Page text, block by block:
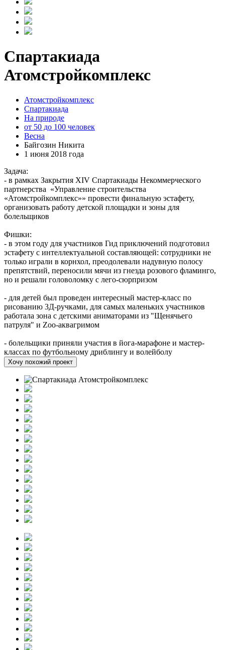
Спартакиада
Атомстройкомплекс
Атомстройкомплекс
Спартакиада
На природе
от 50 до 100 человек
Весна
Байгозин Никита
1 июня 2018 года
Задача:
- в рамках Закрытия XIV Спартакиады Некоммерческого
партнерства «Управление строительства
«Атомстройкомплекс»» провести финальную эстафету,
организовать работу детской площадки и зоны для
болельщиков
Фишки:
- в этом году для участников Гид приключений подготовил
эстафету с интеллектуальной составляющей: сотрудники не
только играли в корнхол, преодолевали надувную полосу
препятствий, переносили мячи из гнезда розового фламинго,
но и решали головоломку с лего-сюрпризом
- для детей был проведен интересный мастер-класс по
рисованию 3Д-ручками, для самых маленьких участников
работала зона с детскими аниматорами из "Щенячьего
патруля" и Zoo-аквагримом
- болельщики приняли участия в йога-марафоне и мастер-
классах по футбольному дриблингу и волейболу
Хочу похожий проект